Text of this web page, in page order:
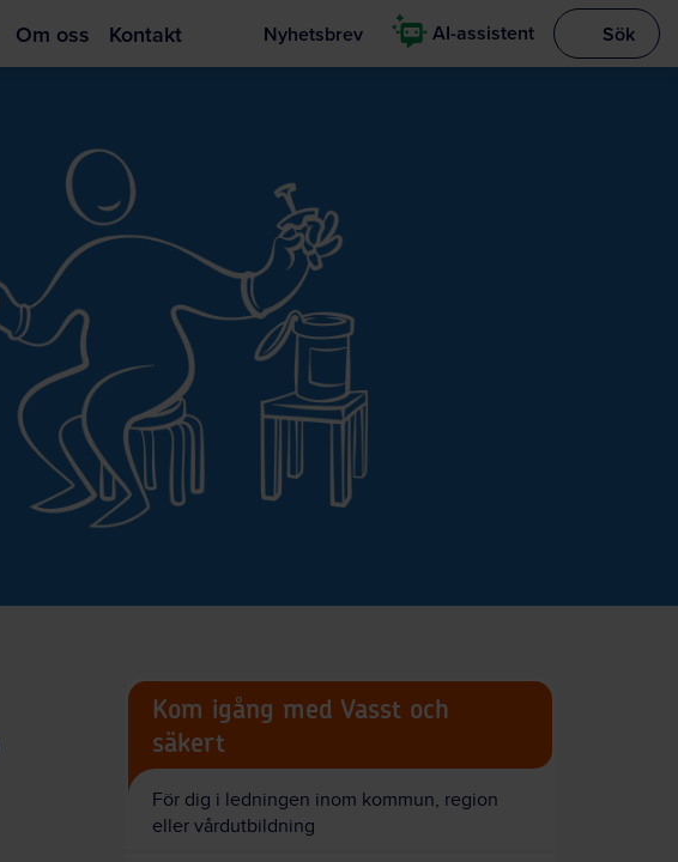
Om oss Kontakt Nyhetsbrev AI-assistent Visa
Sök
Kom igång med Vasst och
säkert
För dig i ledningen inom kommun, region
eller vårdutbildning